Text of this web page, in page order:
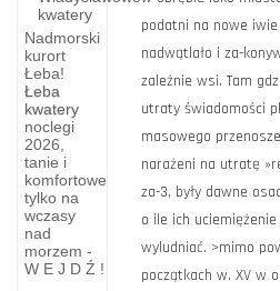
kwatery
Nadmorski
kurort
Łeba!
Łeba
kwatery
noclegi
2026,
tanie i
komfortowe
tylko na
wczasy
nad
morzem -
W E J D Ź !
Gdańsk
Motława
Motława
Rzeka
(dł. 65